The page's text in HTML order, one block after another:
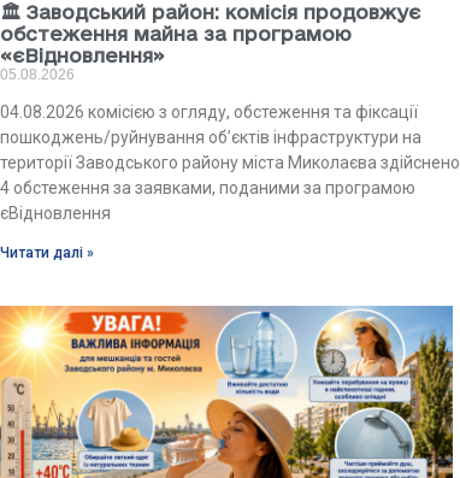
🏛 Заводський район: комісія продовжує
обстеження майна за програмою
«єВідновлення»
05.08.2026
04.08.2026 комісією з огляду, обстеження та фіксації
пошкоджень/руйнування об’єктів інфраструктури на
території Заводського району міста Миколаєва здійснено
4 обстеження за заявками, поданими за програмою
єВідновлення
Читати далі »